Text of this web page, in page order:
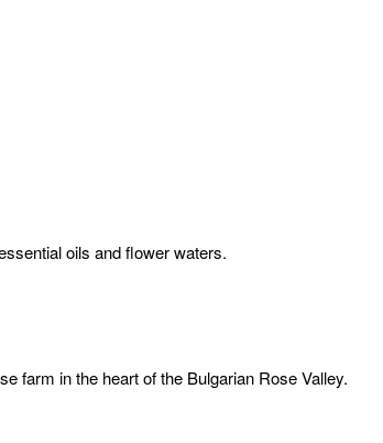
oils and flower waters.
farm in the heart of the Bulgarian Rose Valley.